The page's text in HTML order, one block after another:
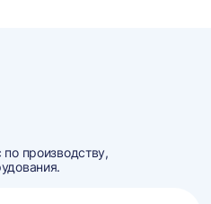
производству,